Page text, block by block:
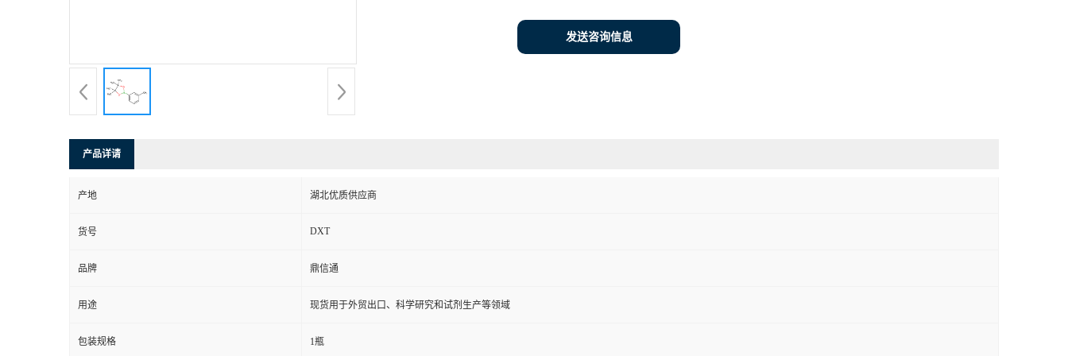
发送咨询信息
产品详请
产地 湖北优质供应商
货号 DXT
品牌 鼎信通
用途 现货用于外贸出口、科学研究和试剂生产等领域
包装规格 1瓶